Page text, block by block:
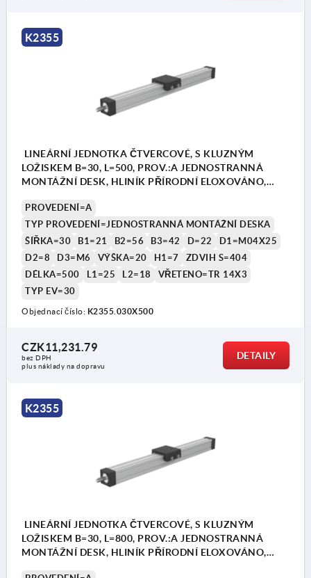
K2355
LINEÁRNÍ JEDNOTKA ČTVERCOVÉ, S KLUZNÝM
LOŽISKEM B=30, L=500, PROV.:A JEDNOSTRANNÁ
MONTÁŽNÍ DESK, HLINÍK PŘÍRODNÍ ELOXOVÁNO,
PROVEDENÍ=A
TYP PROVEDENÍ=JEDNOSTRANNÁ MONTÁŽNÍ DESKA
ŠÍŘKA=30
B1=21 B2=56 B3=42 D=22
D1=M04X25
D2=8
D3=M6 VÝŠKA=20 H1=7
ZDVIH S=404
DÉLKA=500
L1=25 L2=18
VŘETENO=TR 14X3
TYP EV=30
Objednací číslo: K2355.030X500
CZK11,231.79
bez DPH
plus náklady na dopravu
DETAILY
K2355
LINEÁRNÍ JEDNOTKA ČTVERCOVÉ, S KLUZNÝM
LOŽISKEM B=30, L=800, PROV.:A JEDNOSTRANNÁ
MONTÁŽNÍ DESK, HLINÍK PŘÍRODNÍ ELOXOVÁNO,